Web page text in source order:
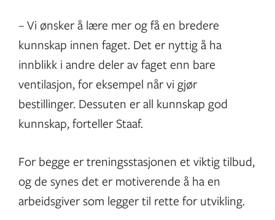
– Vi ønsker å lære mer og få en bredere
kunnskap innen faget. Det er nyttig å ha
innblikk i andre deler av faget enn bare
ventilasjon, for eksempel når vi gjør
bestillinger. Dessuten er all kunnskap god
kunnskap, forteller Staaf.
For begge er treningsstasjonen et viktig tilbud,
og de synes det er motiverende å ha en
arbeidsgiver som legger til rette for utvikling.